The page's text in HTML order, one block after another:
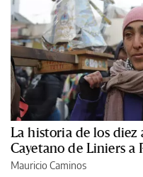
La historia de los diez
Cayetano de Liniers a
Mauricio Caminos